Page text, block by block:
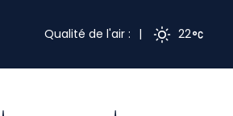
Qualité de l'air : | 22